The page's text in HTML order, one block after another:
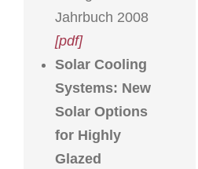
Jahrbuch 2008
[pdf]
Solar Cooling
Systems: New
Solar Options
for Highly
Glazed